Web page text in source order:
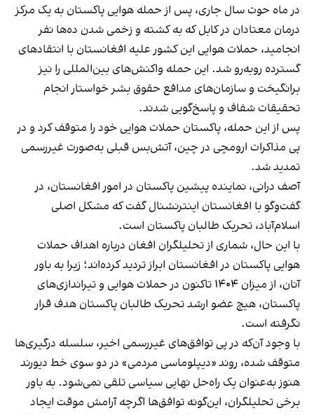
در ماه حوت سال جاری، پس از حمله هوایی پاکستان به یک مرکز
درمان معتادان در کابل که به کشته و زخمی شدن ده‌ها نفر
انجامید، حملات هوایی این کشور علیه افغانستان با انتقادهای
گسترده روبه‌رو شد. این حمله واکنش‌های بین‌المللی را نیز
برانگیخت و سازمان‌های مدافع حقوق بشر خواستار انجام
تحقیقات شفاف و پاسخ‌گویی شدند.
پس از این حمله، پاکستان حملات هوایی خود را متوقف کرد و در
پی مذاکرات ارومچی در چین، آتش‌بس قبلی به‌صورت غیررسمی
تمدید شد.
آصف درانی، نماینده پیشین پاکستان در امور افغانستان، در
گفت‌وگو با افغانستان اینترنشنال گفت که مشکل اصلی
اسلام‌آباد، تحریک طالبان پاکستان است.
با این حال، شماری از تحلیلگران افغان درباره اهداف حملات
هوایی پاکستان در افغانستان ابراز تردید کرده‌اند؛ زیرا به باور
آنان، از میزان ۱۴۰۴ تاکنون در حملات هوایی و تیراندازی‌های
پاکستان، هیچ عضو ارشد تحریک طالبان پاکستان هدف قرار
نگرفته است.
با وجود آن‌که در پی توافق‌های غیررسمی اخیر، سلسله درگیری‌ها
متوقف شده، روند «دیپلوماسی مردمی» در دو سوی خط دیورند
هنوز به‌عنوان یک راه‌حل نهایی سیاسی تلقی نمی‌شود. به باور
برخی تحلیلگران، این‌گونه توافق‌ها اگرچه آرامش موقت ایجاد